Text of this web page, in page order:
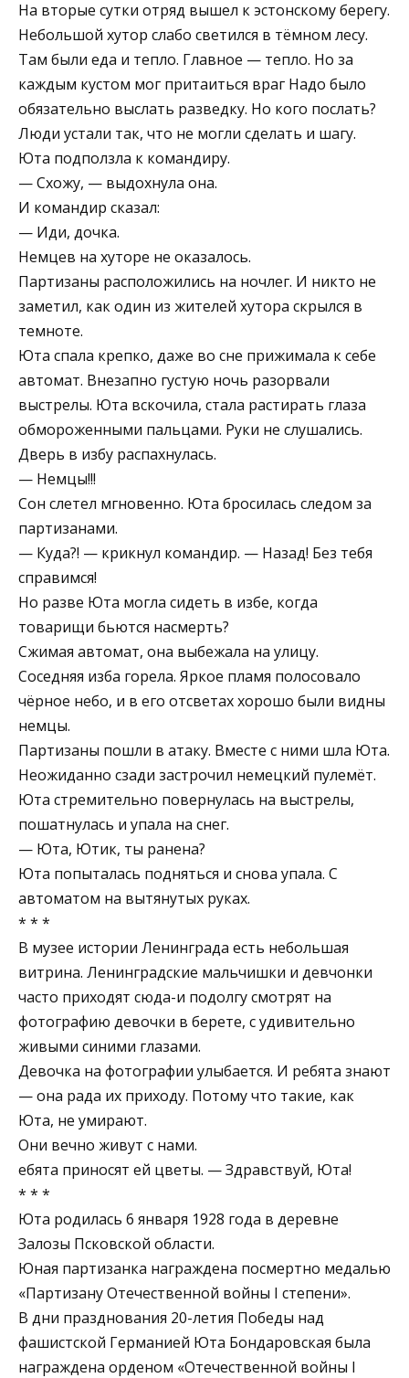
На вторые сутки отряд вышел к эстонскому берегу.
Небольшой хутор слабо светился в тёмном лесу.
Там были еда и тепло. Главное — тепло. Но за
каждым кустом мог притаиться враг Надо было
обязательно выслать разведку. Но кого послать?
Люди устали так, что не могли сделать и шагу.
Юта подползла к командиру.
— Схожу, — выдохнула она.
И командир сказал:
— Иди, дочка.
Немцев на хуторе не оказалось.
Партизаны расположились на ночлег. И никто не
заметил, как один из жителей хутора скрылся в
темноте.
Юта спала крепко, даже во сне прижимала к себе
автомат. Внезапно густую ночь разорвали
выстрелы. Юта вскочила, стала растирать глаза
обмороженными пальцами. Руки не слушались.
Дверь в избу распахнулась.
— Немцы!!!
Сон слетел мгновенно. Юта бросилась следом за
партизанами.
— Куда?! — крикнул командир. — Назад! Без тебя
справимся!
Но разве Юта могла сидеть в избе, когда
товарищи бьются насмерть?
Сжимая автомат, она выбежала на улицу.
Соседняя изба горела. Яркое пламя полосовало
чёрное небо, и в его отсветах хорошо были видны
немцы.
Партизаны пошли в атаку. Вместе с ними шла Юта.
Неожиданно сзади застрочил немецкий пулемёт.
Юта стремительно повернулась на выстрелы,
пошатнулась и упала на снег.
— Юта, Ютик, ты ранена?
Юта попыталась подняться и снова упала. С
автоматом на вытянутых руках.
* * *
В музее истории Ленинграда есть небольшая
витрина. Ленинградские мальчишки и девчонки
часто приходят сюда-и подолгу смотрят на
фотографию девочки в берете, с удивительно
живыми синими глазами.
Девочка на фотографии улыбается. И ребята знают
— она рада их приходу. Потому что такие, как
Юта, не умирают.
Они вечно живут с нами.
ебята приносят ей цветы. — Здравствуй, Юта!
* * *
Юта родилась 6 января 1928 года в деревне
Залозы Псковской области.
Юная партизанка награждена посмертно медалью
«Партизану Отечественной войны I степени».
В дни празднования 20-летия Победы над
фашистской Германией Юта Бондаровская была
награждена орденом «Отечественной войны I